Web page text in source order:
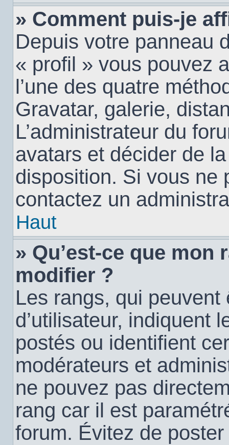
» Comment puis-je
Depuis votre panneau
« profil » vous pouvez
l’une des quatre
Gravatar, galerie,
L’administrateur du
avatars et décider de
disposition. Si vous ne
contactez un
Haut
» Qu’est-ce que mon
modifier ?
Les rangs, qui
d’utilisateur, indiquent
postés ou identifient
modérateurs et
ne pouvez pas
rang car il est
forum. Évitez de